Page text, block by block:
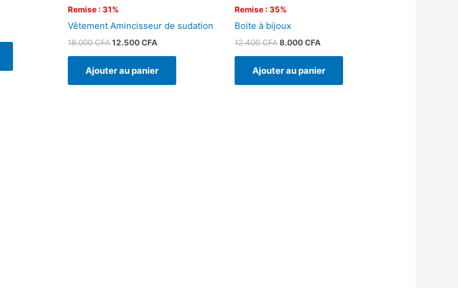
Remise : 31%
Vêtement Amincisseur de sudation
18.000CFA12.500CFA
Ajouter au panier
Remise : 35%
Boite à bijoux
12.400CFA 8.000CFA
Ajouter au panier